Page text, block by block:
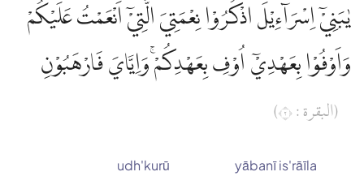
يٰبَنِيْٓ اِسْرَاۤءِيْلَ اذْكُرُوْا نِعْمَتِيَ الَّتِيْٓ اَنْعَمْتُ عَلَيْكُمْ
وَاَوْفُوْا بِعَهْدِيْٓ اُوْفِ بِعَهْدِكُمْۚ وَاِيَّايَ فَارْهَبُوْنِ
(البقرة : ٢)
yābanī is'rāīla
udh'kurū